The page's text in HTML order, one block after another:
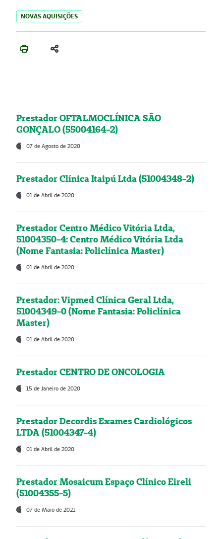
NOVAS AQUISIÇÕES
Prestador OFTALMOCLÍNICA SÃO
GONÇALO (55004164-2)
07 de Agosto de 2020
Prestador Clínica Itaipú Ltda (51004348-2)
01 de Abril de 2020
Prestador Centro Médico Vitória Ltda,
51004350-4: Centro Médico Vitória Ltda
(Nome Fantasia: Policlínica Master)
01 de Abril de 2020
Prestador: Vipmed Clínica Geral Ltda,
51004349-0 (Nome Fantasia: Policlínica
Master)
01 de Abril de 2020
Prestador CENTRO DE ONCOLOGIA
15 de Janeiro de 2020
Prestador Decordis Exames Cardiológicos
LTDA (51004347-4)
01 de Abril de 2020
Prestador Mosaicum Espaço Clínico Eireli
(51004355-5)
07 de Maio de 2021